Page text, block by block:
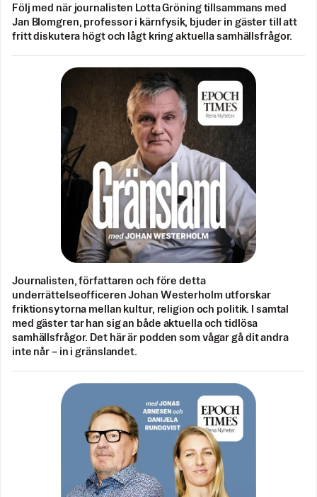
Följ med när journalisten Lotta Gröning tillsammans med
Jan Blomgren, professor i kärnfysik, bjuder in gäster till att
fritt diskutera högt och lågt kring aktuella samhällsfrågor.
Journalisten, författaren och före detta
underrättelseofficeren Johan Westerholm utforskar
friktionsytorna mellan kultur, religion och politik. I samtal
med gäster tar han sig an både aktuella och tidlösa
samhällsfrågor. Det här är podden som vågar gå dit andra
inte når – in i gränslandet.